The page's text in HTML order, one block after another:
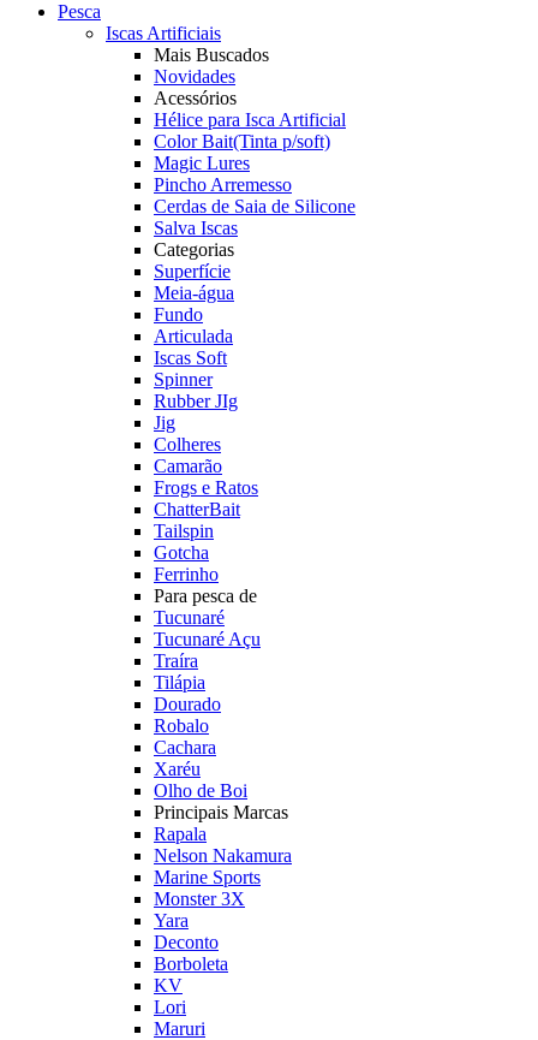
Pesca
Iscas Artificiais
Mais Buscados
Novidades
Acessórios
Hélice para Isca Artificial
Color Bait(Tinta p/soft)
Magic Lures
Pincho Arremesso
Cerdas de Saia de Silicone
Salva Iscas
Categorias
Superfície
Meia-água
Fundo
Articulada
Iscas Soft
Spinner
Rubber JIg
Jig
Colheres
Camarão
Frogs e Ratos
ChatterBait
Tailspin
Gotcha
Ferrinho
Para pesca de
Tucunaré
Tucunaré Açu
Traíra
Tilápia
Dourado
Robalo
Cachara
Xaréu
Olho de Boi
Principais Marcas
Rapala
Nelson Nakamura
Marine Sports
Monster 3X
Yara
Deconto
Borboleta
KV
Lori
Maruri